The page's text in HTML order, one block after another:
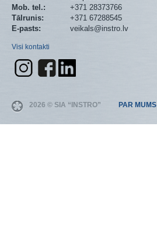
Mob. tel.:
+371 28373766
Tālrunis:
+371 67288545
E-pasts:
veikals@instro.lv
Visi kontakti
2026 © SIA “INSTRO” PAR MUMS